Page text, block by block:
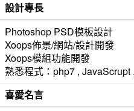
設計專長
Photoshop PSD模板設計
Xoops佈景/網站/設計開發
Xoops模組功能開發
熟悉程式：php7 ,
喜愛名言